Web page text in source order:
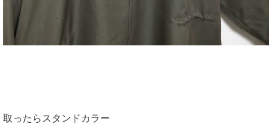
取ったらスタンドカラー